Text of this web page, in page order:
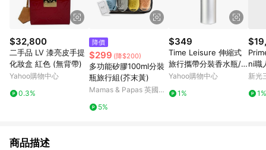
$32,800
二手品 LV 漆亮皮手提
化妝盒 紅色 (無背帶)
Yahoo購物中心
0.3%
降價
$299 (降$200)
多功能矽膠100ml分裝
瓶旅行組(芥末黃)
Mamas & Papas 英國第
5%
$349
Time Leisure 伸縮式
旅行攜帶分裝香水瓶/
壓瓶/空瓶(附漏斗)
Yahoo購物中心
1%
ni職
新光
1%
商品描述